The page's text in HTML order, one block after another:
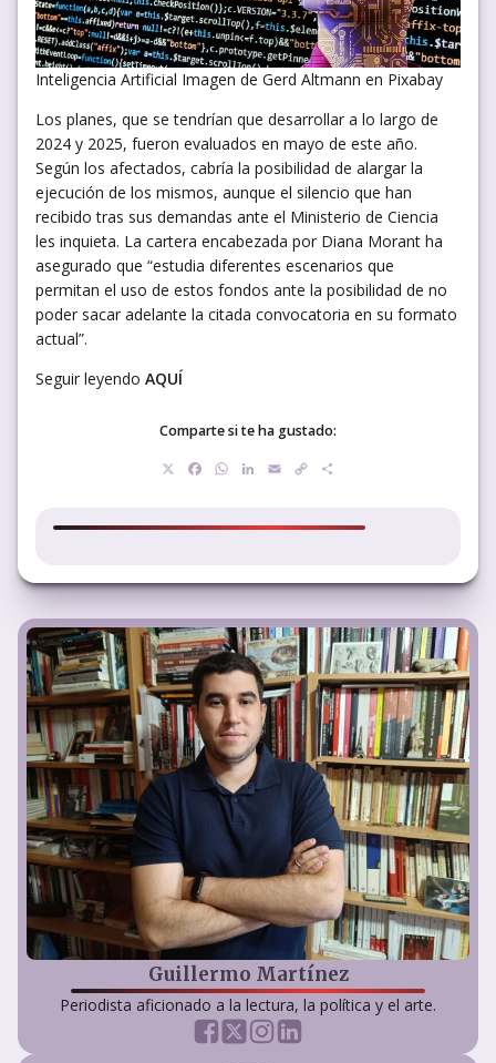
Inteligencia Artificial Imagen de Gerd Altmann en Pixabay
Los planes, que se tendrían que desarrollar a lo largo de
2024 y 2025, fueron evaluados en mayo de este año.
Según los afectados, cabría la posibilidad de alargar la
ejecución de los mismos, aunque el silencio que han
recibido tras sus demandas ante el Ministerio de Ciencia
les inquieta. La cartera encabezada por Diana Morant ha
asegurado que “estudia diferentes escenarios que
permitan el uso de estos fondos ante la posibilidad de no
poder sacar adelante la citada convocatoria en su formato
actual”.
Seguir leyendo AQUÍ
Comparte si te ha gustado:
Facebook
WhatsApp
LinkedIn
EmailCopy
Guillermo Martínez
Periodista aficionado a la lectura, la política y el arte.